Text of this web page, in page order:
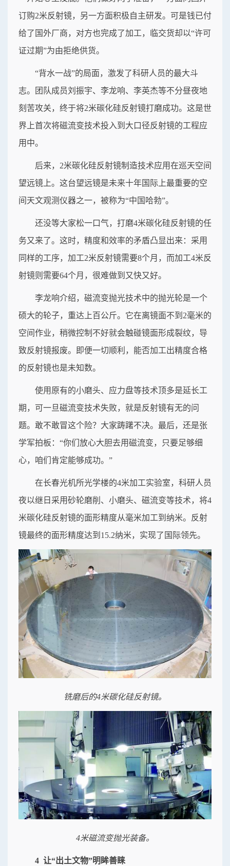
订购2米反射镜，另一方面积极自主研发。可是钱已付
给了国外厂商，对方也完成了加工，临交货却以“许可
证过期”为由拒绝供货。
“背水一战”的局面，激发了科研人员的最大斗
志。团队成员刘振宇、李龙响、李英杰等不分昼夜地
刻苦攻关，终于将2米碳化硅反射镜打磨成功。这是世
界上首次将磁流变技术投入到大口径反射镜的工程应
用中。
后来，2米碳化硅反射镜制造技术应用在巡天空间
望远镜上。这台望远镜是未来十年国际上最重要的空
间天文观测仪器之一，被称为“中国哈勃”。
还没等大家松一口气，打磨4米碳化硅反射镜的任
务又来了。这时，精度和效率的矛盾凸显出来：采用
同样的工序，加工2米反射镜需要8个月，而加工4米反
射镜则需要64个月，很难做到又快又好。
李龙响介绍，磁流变抛光技术中的抛光轮是一个
硕大的轮子，重达上百公斤。它在离镜面不到2毫米的
空间作业，稍微控制不好就会触碰镜面形成裂纹，导
致反射镜报废。即便一切顺利，能否加工出精度合格
的反射镜也是未知数。
使用原有的小磨头、应力盘等技术顶多是延长工
期，可一旦磁流变技术失败，就是反射镜有无的问
题。敢不敢冒这个险？大家踌躇不决。最后，还是张
学军拍板：“你们放心大胆去用磁流变，只要足够细
心，咱们肯定能够成功。”
在长春光机所光学楼的4米加工实验室，科研人员
夜以继日采用砂轮磨削、小磨头、磁流变等技术，将4
米碳化硅反射镜的面形精度从毫米加工到纳米。反射
镜最终的面形精度达到15.2纳米，实现了国际领先。
铣磨后的4米碳化硅反射镜。
4米磁流变抛光装备。
4 让“出土文物”明眸善睐